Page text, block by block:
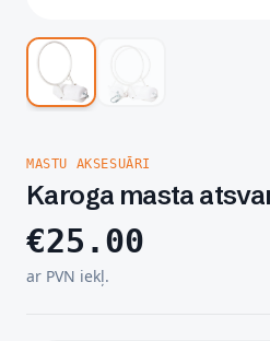
MASTU AKSESUĀRI
Karoga masta
€25.00
ar PVN iekļ.